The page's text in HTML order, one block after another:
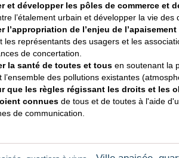
et développer les pôles de commerce et
l’étalement urbain et développer la vie des
l’appropriation de l’enjeu de
les représentants des usagers et les
de concertation.
la santé de toutes et tous en soutenant la
l’ensemble des pollutions existantes
que les règles régissant les droits et les
connues de tous et de toutes à l'aide
de communication.